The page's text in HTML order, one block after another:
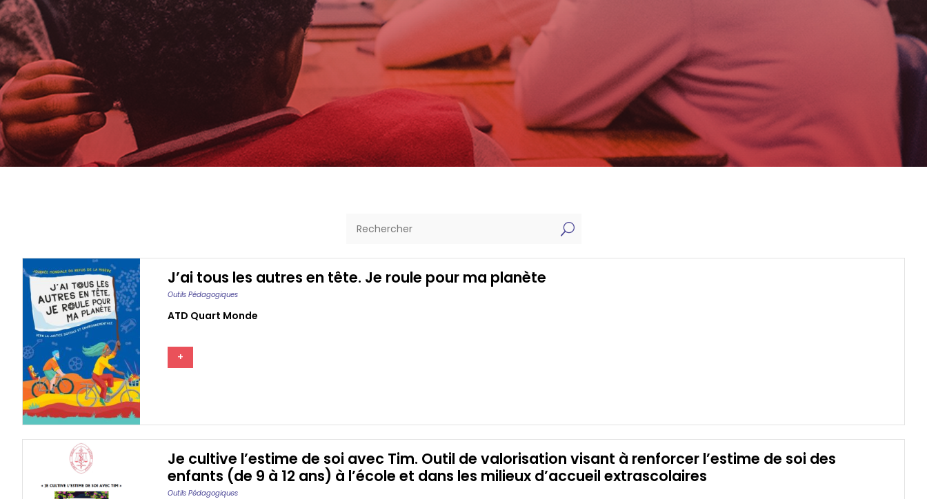
U
J’ai tous les autres en tête. Je roule pour ma planète
Outils Pédagogiques
ATD Quart Monde
+
Je cultive l’estime de soi avec Tim. Outil de valorisation visant à renforcer l’estime de soi des
enfants (de 9 à 12 ans) à l’école et dans les milieux d’accueil extrascolaires
Outils Pédagogiques